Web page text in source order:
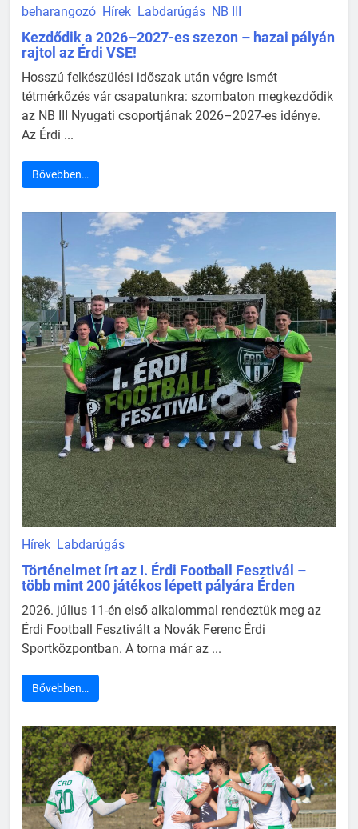
beharangozó Hírek Labdarúgás NB III
Kezdődik a 2026–2027-es szezon – hazai pályán
rajtol az Érdi VSE!
Hosszú felkészülési időszak után végre ismét
tétmérkőzés vár csapatunkra: szombaton megkezdődik
az NB III Nyugati csoportjának 2026–2027-es idénye.
Az Érdi ...
Bővebben…
Hírek Labdarúgás
Történelmet írt az I. Érdi Football Fesztivál –
több mint 200 játékos lépett pályára Érden
2026. július 11-én első alkalommal rendeztük meg az
Érdi Football Fesztivált a Novák Ferenc Érdi
Sportközpontban. A torna már az ...
Bővebben…